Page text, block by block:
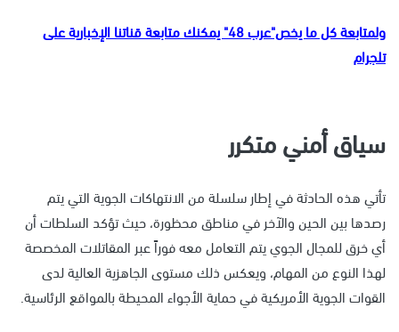
ولمتابعة كل ما يخص"عرب 48" يمكنك متابعة قناتنا الإخبارية على
تلجرام
سياق أمني متكرر
تأتي هذه الحادثة في إطار سلسلة من الانتهاكات الجوية التي يتم
رصدها بين الحين والآخر في مناطق محظورة، حيث تؤكد السلطات أن
أي خرق للمجال الجوي يتم التعامل معه فوراً عبر المقاتلات المخصصة
لهذا النوع من المهام، ويعكس ذلك مستوى الجاهزية العالية لدى
القوات الجوية الأمريكية في حماية الأجواء المحيطة بالمواقع الرئاسية.